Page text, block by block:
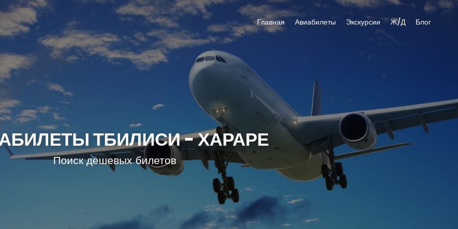
Главная Авиабилеты Экскурсии Ж/Д Блог
ТБИЛИСИ - ХАРАРЕ
Поиск дешевых билетов